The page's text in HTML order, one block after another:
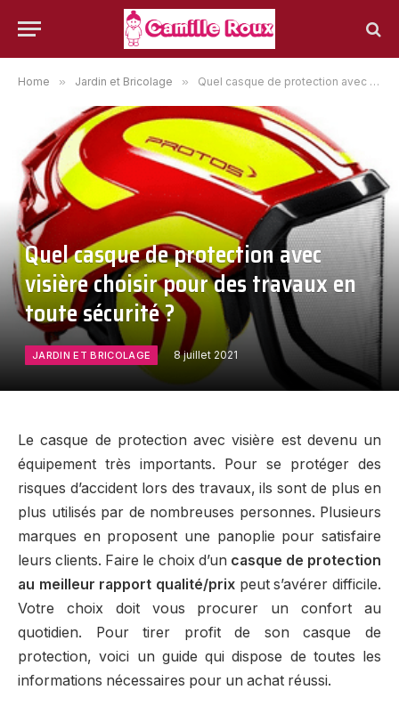
Home » Jardin et Bricolage » Quel casque de protection avec visière choisir pour des travaux en toute sécurité ?
Quel casque de protection avec
visière choisir pour des travaux en
toute sécurité ?
JARDIN ET BRICOLAGE 8 juillet 2021
Le casque de protection avec visière est devenu un
équipement très importants. Pour se protéger des
risques d’accident lors des travaux, ils sont de plus en
plus utilisés par de nombreuses personnes. Plusieurs
marques en proposent une panoplie pour satisfaire
leurs clients. Faire le choix d’un casque de protection
au meilleur rapport qualité/prix peut s’avérer difficile.
Votre choix doit vous procurer un confort au
quotidien. Pour tirer profit de son casque de
protection, voici un guide qui dispose de toutes les
informations nécessaires pour un achat réussi.